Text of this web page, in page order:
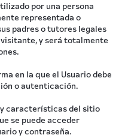
por una persona
representada o
padres o tutores legales
y será totalmente
en la que el Usuario debe
o autenticación.
y características del sitio
se puede acceder
y contraseña.